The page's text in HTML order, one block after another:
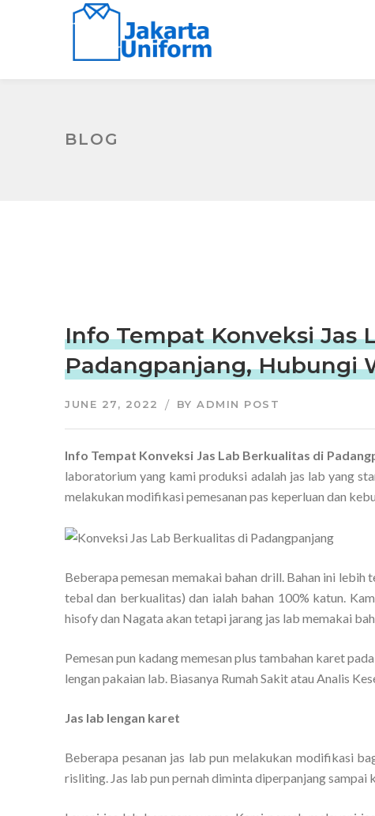
BLOG
Info Tempat Konveksi Jas
Padangpanjang, Hubungi
JUNE 27, 2022 BY ADMIN POST
Info Tempat Konveksi Jas Lab Berkualitas di
laboratorium yang kami produksi adalah jas lab yang
melakukan modifikasi pemesanan pas keperluan dan
Beberapa pemesan memakai bahan drill. Bahan ini
tebal dan berkualitas) dan ialah bahan 100% katun.
hisofy dan Nagata akan tetapi jarang jas lab memakai
Pemesan pun kadang memesan plus tambahan karet
lengan pakaian lab. Biasanya Rumah Sakit atau Analis
Jas lab lengan karet
Beberapa pesanan jas lab pun melakukan modifikasi
risliting. Jas lab pun pernah diminta diperpanjang sampai